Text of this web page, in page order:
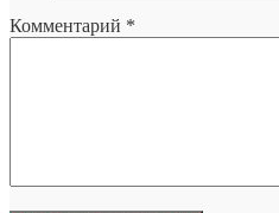
Комментарий *